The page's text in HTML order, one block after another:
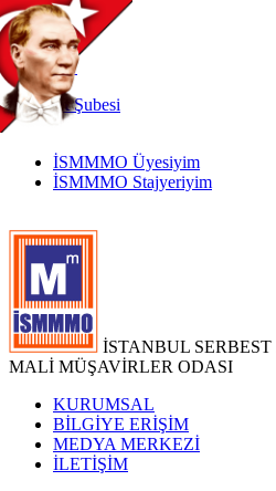
TR
|
EN
İnternetŞubesi
İSMMMO Üyesiyim
İSMMMO Stajyeriyim
İSTANBUL
MALİ MÜŞAVİRLER ODASI
KURUMSAL
BİLGİYE ERİŞİM
MEDYA MERKEZİ
İLETİŞİM